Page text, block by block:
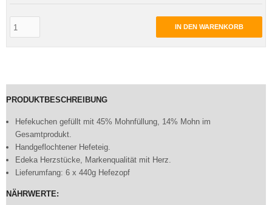
IN DEN WARENKORB
PRODUKTBESCHREIBUNG
Hefekuchen gefüllt mit 45% Mohnfüllung, 14% Mohn im
Gesamtprodukt.
Handgeflochtener Hefeteig.
Edeka Herzstücke, Markenqualität mit Herz.
Lieferumfang: 6 x 440g Hefezopf
NÄHRWERTE: